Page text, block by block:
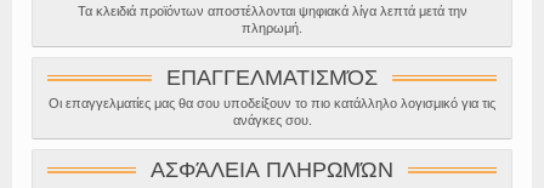
Τα κλειδιά προϊόντων αποστέλλονται ψηφιακά λίγα λεπτά μετά την
πληρωμή.
ΕΠΑΓΓΕΛΜΑΤΙΣΜΌΣ
Οι επαγγελματίες μας θα σου υποδείξουν το πιο κατάλληλο λογισμικό για τις
ανάγκες σου.
ΑΣΦΆΛΕΙΑ ΠΛΗΡΩΜΏΝ